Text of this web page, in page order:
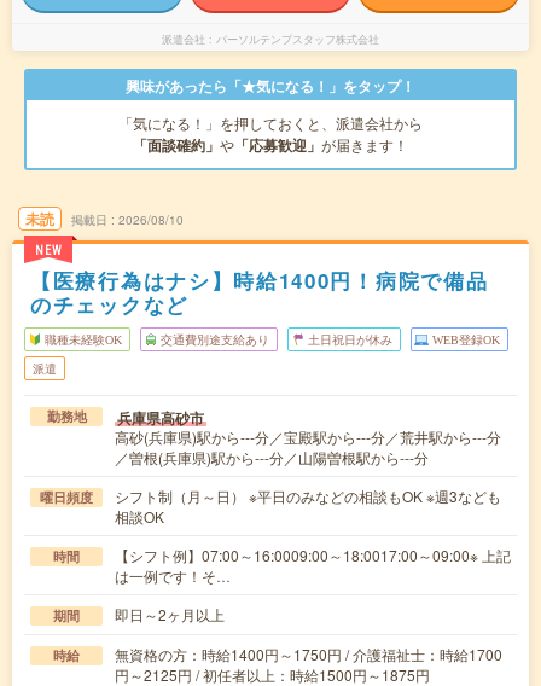
派遣会社 パーソルテンプスタッフ株式会社
興味があったら「★気になる！」をタップ！
「気になる！」を押しておくと、派遣会社から
「面談確約」 や 「応募歓迎」 が届きます！
未読
NEW
掲載日 2026/08/10
【医療行為はナシ】時給1400円！病院で備品
のチェックなど
職種未経験OK 交通費別途支給あり 土日祝日が休み WEB登録OK
派遣
勤務地 兵庫県高砂市
高砂(兵庫県)駅から---分／宝殿駅から---分／荒井駅から---分
／曽根(兵庫県)駅から---分／山陽曽根駅から---分
曜日頻度
シフト制（月～日） ※平日のみなどの相談もOK ※週3なども
相談OK
時間
【シフト例】07:00～16:0009:00～18:0017:00～09:00※ 上記
は一例です！そ…
期間 即日～2ヶ月以上
時給
無資格の方：時給1400円～1750円 / 介護福祉士：時給1700
円～2125円 / 初任者以上：時給1500円～1875円